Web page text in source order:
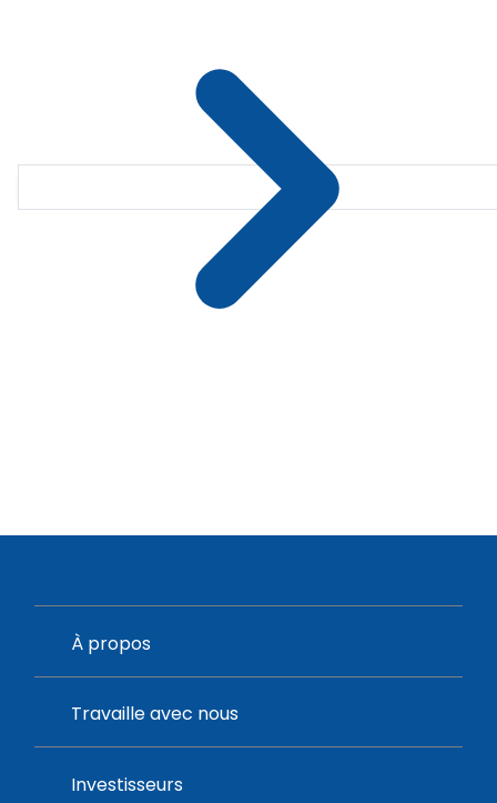
À propos
Travaille avec nous
Investisseurs